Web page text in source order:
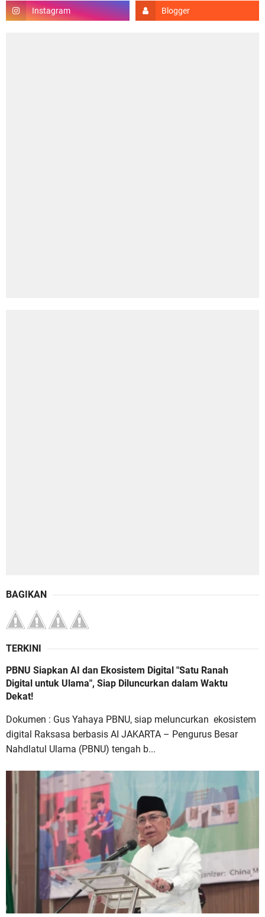
BAGIKAN
TERKINI
PBNU Siapkan AI dan Ekosistem Digital "Satu Ranah
Digital untuk Ulama", Siap Diluncurkan dalam Waktu
Dekat!
Dokumen : Gus Yahaya PBNU, siap meluncurkan ekosistem
digital Raksasa berbasis AI JAKARTA – Pengurus Besar
Nahdlatul Ulama (PBNU) tengah b...